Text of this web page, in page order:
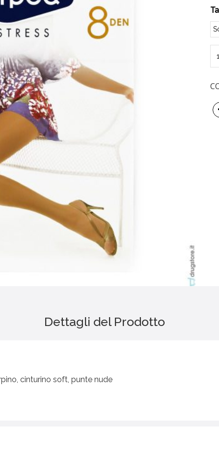
Dettagli del Prodotto
cinturino soft, punte nude